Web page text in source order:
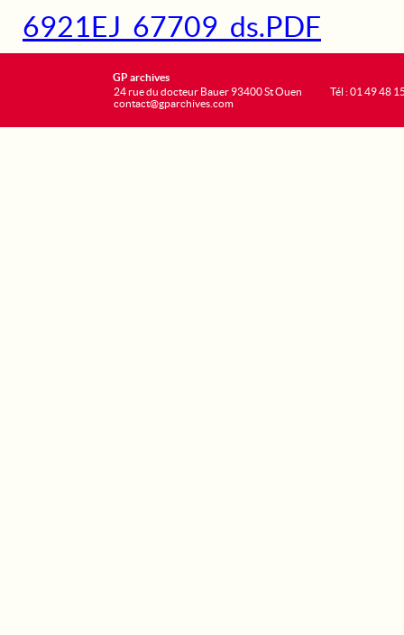
6921EJ_67709_ds.PDF
GP archives
24 rue du docteur Bauer 93400 St Ouen
contact@gparchives.com
Tél : 01 49 48